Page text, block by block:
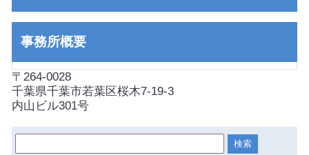
事務所概要
〒264-0028
千葉県千葉市若葉区桜木7-19-3
内山ビル301号